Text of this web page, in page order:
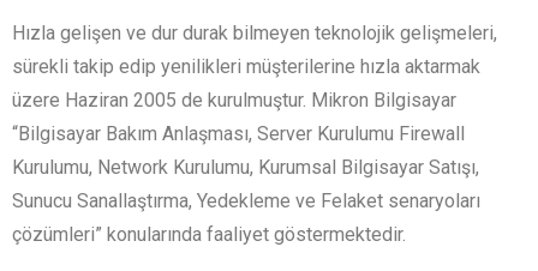
Hızla gelişen ve dur durak bilmeyen teknolojik gelişmeleri,
sürekli takip edip yenilikleri müşterilerine hızla aktarmak
üzere Haziran 2005 de kurulmuştur. Mikron Bilgisayar
“Bilgisayar Bakım Anlaşması, Server Kurulumu Firewall
Kurulumu, Network Kurulumu, Kurumsal Bilgisayar Satışı,
Sunucu Sanallaştırma, Yedekleme ve Felaket senaryoları
çözümleri” konularında faaliyet göstermektedir.